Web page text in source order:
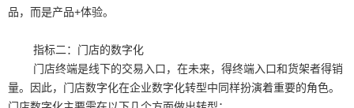
品，而是产品+体验。
指标二：门店的数字化
门店终端是线下的交易入口，在未来，得终端入口和货架者得销
量。因此，门店数字化在企业数字化转型中同样扮演着重要的角色。